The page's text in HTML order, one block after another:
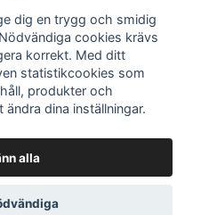
Läderbutiken
dig en trygg och smidig
cookies krävs
korrekt. Med ditt
statistikcookies som
produkter och
dina inställningar.
alla